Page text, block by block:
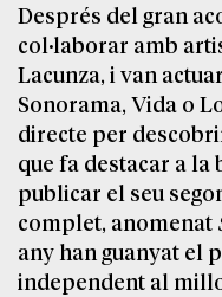
Després del gran
col·laborar amb
Lacunza, i van
Sonorama, Vida o
directe per
que fa destacar a
publicar el seu
complet, anomenat
any han guanyat el
independent al